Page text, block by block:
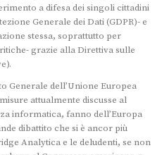
a difesa dei singoli cittadini
Generale dei Dati (GDPR)- e
stessa, soprattutto per
grazie alla Direttiva sulle
Generale dell’Unione Europea
attualmente discusse al
informatica, fanno dell’Europa
dibattito che si è ancor più
Analytica e le deludenti, se non